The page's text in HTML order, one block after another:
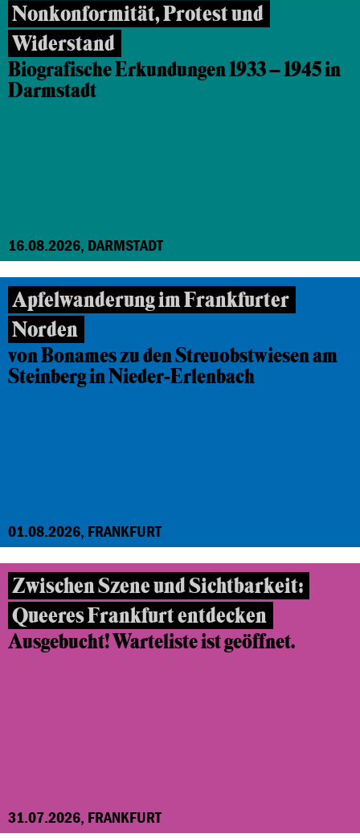
Nonkonformität, Protest und
Widerstand
Biografische Erkundungen 1933 – 1945 in
Darmstadt
16.08.2026, DARMSTADT
Apfelwanderung im Frankfurter
Norden
von Bonames zu den Streuobstwiesen am
Steinberg in Nieder-Erlenbach
01.08.2026, FRANKFURT
Zwischen Szene und Sichtbarkeit:
Queeres Frankfurt entdecken
Ausgebucht! Warteliste ist geöffnet.
31.07.2026, FRANKFURT